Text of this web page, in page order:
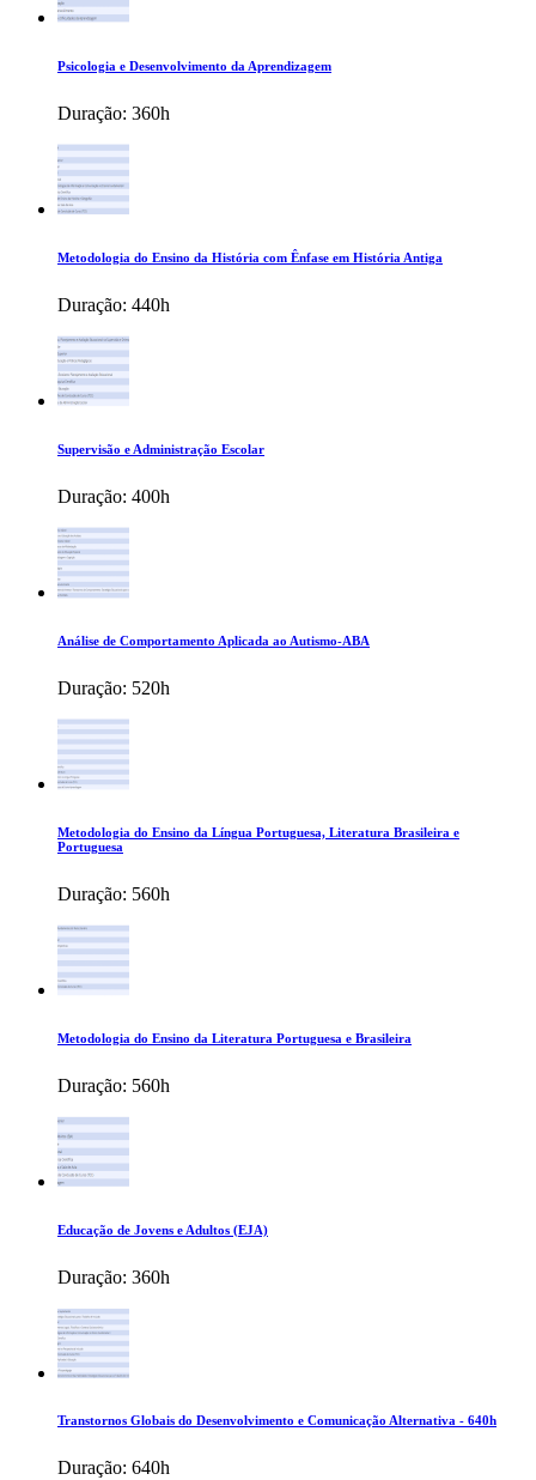
Psicologia e Desenvolvimento da Aprendizagem
Duração: 360h
Metodologia do Ensino da História com Ênfase em História Antiga
Duração: 440h
Supervisão e Administração Escolar
Duração: 400h
Análise de Comportamento Aplicada ao Autismo-ABA
Duração: 520h
Metodologia do Ensino da Língua Portuguesa, Literatura Brasileira e
Portuguesa
Duração: 560h
Metodologia do Ensino da Literatura Portuguesa e Brasileira
Duração: 560h
Educação de Jovens e Adultos (EJA)
Duração: 360h
Transtornos Globais do Desenvolvimento e Comunicação Alternativa - 640h
Duração: 640h